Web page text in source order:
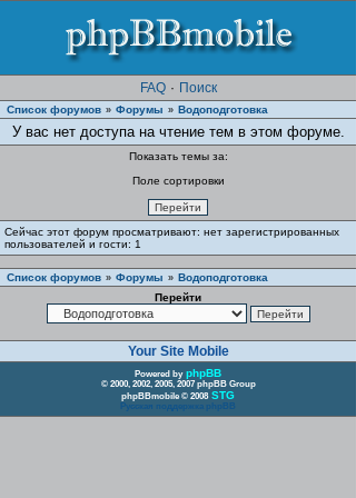
FAQ · Поиск
Список форумов » Форумы » Водоподготовка
У вас нет доступа на чтение тем в этом форуме.
Показать темы за:
Поле сортировки
Сейчас этот форум просматривают: нет зарегистрированных
пользователей и гости: 1
Список форумов » Форумы » Водоподготовка
Перейти
Your Site Mobile
Powered by phpBB
© 2000, 2002, 2005, 2007 phpBB Group
phpBBmobile © 2008 STG
Русская поддержка phpBB